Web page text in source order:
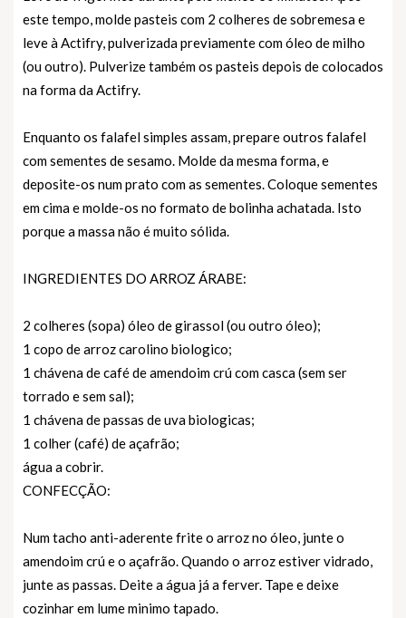
este tempo, molde pasteis com 2 colheres de sobremesa e
leve à Actifry, pulverizada previamente com óleo de milho
(ou outro). Pulverize também os pasteis depois de colocados
na forma da Actifry.
Enquanto os falafel simples assam, prepare outros falafel
com sementes de sesamo. Molde da mesma forma, e
deposite-os num prato com as sementes. Coloque sementes
em cima e molde-os no formato de bolinha achatada. Isto
porque a massa não é muito sólida.
INGREDIENTES DO ARROZ ÁRABE:
2 colheres (sopa) óleo de girassol (ou outro óleo);
1 copo de arroz carolino biologico;
1 chávena de café de amendoim crú com casca (sem ser
torrado e sem sal);
1 chávena de passas de uva biologicas;
1 colher (café) de açafrão;
água a cobrir.
CONFECÇÃO:
Num tacho anti-aderente frite o arroz no óleo, junte o
amendoim crú e o açafrão. Quando o arroz estiver vidrado,
junte as passas. Deite a água já a ferver. Tape e deixe
cozinhar em lume minimo tapado.